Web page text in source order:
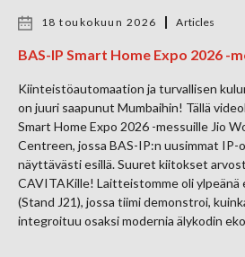
18 toukokuun 2026 Articles
BAS-IP Smart Home Expo 2026 -
Kiinteistöautomaation ja turvallisen
on juuri saapunut Mumbaihin! Tällä
Smart Home Expo 2026 -messuille Jio
Centreen, jossa BAS-IP:n uusimmat
näyttävästi esillä. Suuret kiitokset
CAVITAKille! Laitteistomme oli ylpeänä
(Stand J21), jossa tiimi demonstroi,
integroituu osaksi modernia älykodin